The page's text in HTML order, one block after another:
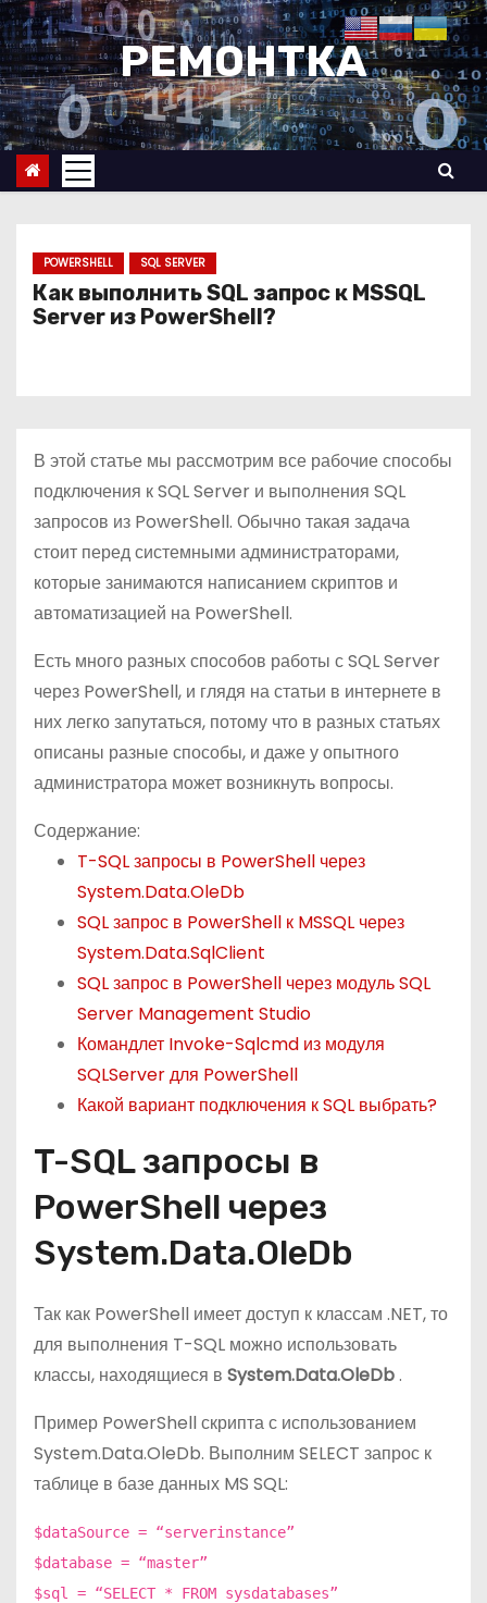
П
е
р
е
й
и
РЕМОНТКА
POWERSHELL SQL SERVER
Как выполнить SQL запрос к MSSQL
Server из PowerShell?
В этой статье мы рассмотрим все рабочие способы
подключения к SQL Server и выполнения SQL
запросов из PowerShell. Обычно такая задача
стоит перед системными администраторами,
которые занимаются написанием скриптов и
автоматизацией на PowerShell.
Есть много разных способов работы с SQL Server
через PowerShell, и глядя на статьи в интернете в
них легко запутаться, потому что в разных статьях
описаны разные способы, и даже у опытного
администратора может возникнуть вопросы.
Содержание:
T-SQL запросы в PowerShell через
System.Data.OleDb
SQL запрос в PowerShell к MSSQL через
System.Data.SqlClient
SQL запрос в PowerShell через модуль SQL
Server Management Studio
Командлет Invoke-Sqlcmd из модуля
SQLServer для PowerShell
Какой вариант подключения к SQL выбрать?
T-SQL запросы в
PowerShell через
System.Data.OleDb
Так как PowerShell имеет доступ к классам .NET, то
для выполнения T-SQL можно использовать
классы, находящиеся в System.Data.OleDb.
Пример PowerShell скрипта с использованием
System.Data.OleDb. Выполним SELECT запрос к
таблице в базе данных MS SQL:
$dataSource = “serverinstance”
$database = “master”
$sql = “SELECT * FROM sysdatabases”